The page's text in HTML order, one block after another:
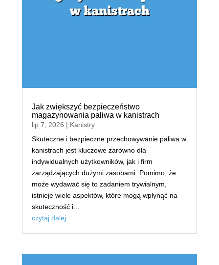
Jak zwiększyć bezpieczeństwo
magazynowania paliwa w kanistrach
lip 7, 2026 | Kanistry
Skuteczne i bezpieczne przechowywanie paliwa w
kanistrach jest kluczowe zarówno dla
indywidualnych użytkowników, jak i firm
zarządzających dużymi zasobami. Pomimo, że
może wydawać się to zadaniem trywialnym,
istnieje wiele aspektów, które mogą wpłynąć na
skuteczność i...
czytaj dalej